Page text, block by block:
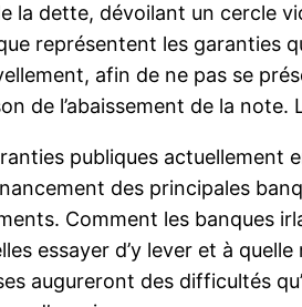
la dette, dévoilant un cercle
représentent les garanties
afin de ne pas se
de l’abaissement de la note.
publiques actuellement
des principales
Comment les banques
essayer d’y lever et à
augureront des difficultés